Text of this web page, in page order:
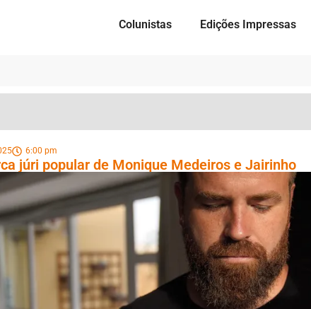
Colunistas Edições Impressas
6:00 pm
júri popular de Monique Medeiros e Jairinho